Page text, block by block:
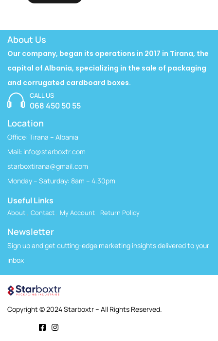
About Us
Our company, began its operations in 2017 in Tirana, the
capital of Albania, specializing in the sale of packaging
and corrugated cardboard boxes.
CALL US
068 450 50 55
Location
Office: Tirana – Albania
Mail: info@starboxtr.com
starboxtirana@gmail.com
Monday – Saturday: 8am – 4.30pm
Useful Links
About Contact My Account Return Policy
Newsletter
Sign up and get cutting-edge marketing insights delivered to your
inbox
Copyright © 2024 Starboxtr – All Rights Reserved.